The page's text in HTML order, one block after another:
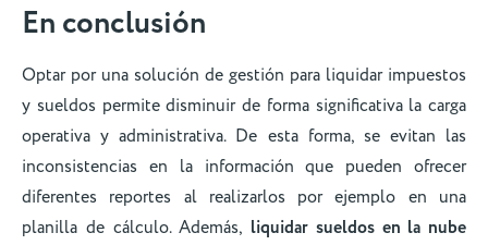
En conclusión
Optar por una solución de gestión para liquidar impuestos
y sueldos permite disminuir de forma significativa la carga
operativa y administrativa. De esta forma, se evitan las
inconsistencias en la información que pueden ofrecer
diferentes reportes al realizarlos por ejemplo en una
planilla de cálculo. Además, liquidar sueldos en la nube